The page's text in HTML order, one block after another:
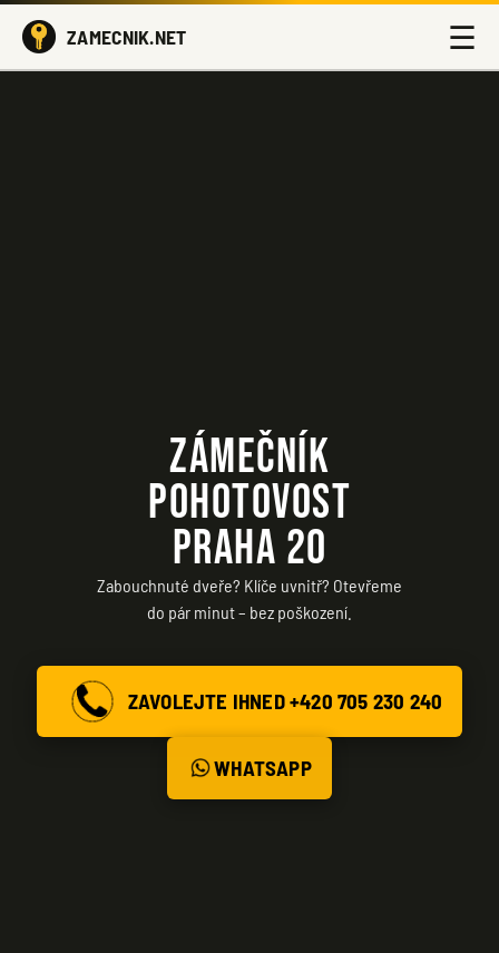
ZAMECNIK.NET ☰
ZÁMEČNÍK
POHOTOVOST
PRAHA 20
Zabouchnuté dveře? Klíče uvnitř? Otevřeme
do pár minut – bez poškození.
ZAVOLEJTE IHNED +420 705 230 240
WHATSAPP